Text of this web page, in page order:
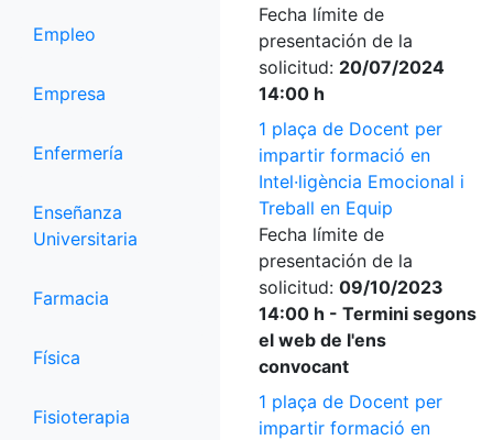
Empleo
Empresa
Enfermería
Enseñanza
Universitaria
Farmacia
Física
Fisioterapia
Fecha límite de
presentación de la
solicitud: 20/07/2024
14:00 h
1 plaça de Docent per
impartir formació en
Intel·ligència Emocional i
Treball en Equip
Fecha límite de
presentación de la
solicitud: 09/10/2023
14:00 h - Termini segons
el web de l'ens
convocant
1 plaça de Docent per
impartir formació en